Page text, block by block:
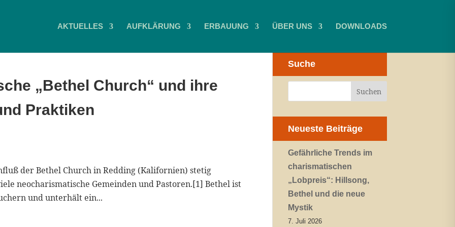
AKTUELLES AUFKLÄRUNG ERBAUUNG ÜBER UNS DOWNLOADS
„Bethel Church“ und ihre
Praktiken
der Bethel Church in Redding (Kalifornien) stetig
neocharismatische Gemeinden und Pastoren.[1] Bethel ist
und unterhält ein...
Suche
Neueste Beiträge
Gefährliche Trends im
charismatischen
„Lobpreis“: Hillsong,
Bethel und die neue
Mystik
7. Juli 2026